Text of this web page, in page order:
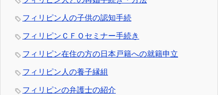
フィリピン人の子供の認知手続
フィリピンＣＦＯセミナー手続き
フィリピン在住の方の日本戸籍への就籍申立
フィリピン人の養子縁組
フィリピンの弁護士の紹介